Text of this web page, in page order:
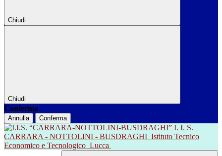
Chiudi
Chiudi
Conferma
Annulla Conferma
I. I. S.
CARRARA - NOTTOLINI - BUSDRAGHI Istituto Tecnico
Economico e Tecnologico Lucca